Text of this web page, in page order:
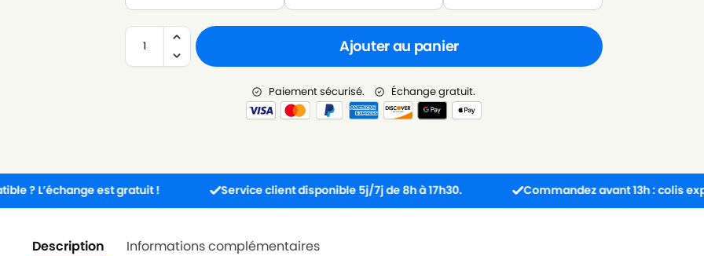
Ajouter au panier
Paiement sécurisé. Échange gratuit.
est gratuit ! Service client disponible 5j/7j de 8h à 17h30. Commandez avant 13h : colis expédié le
Description Informations complémentaires